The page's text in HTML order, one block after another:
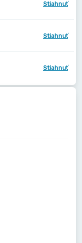
Stiahnuť
Stiahnuť
Stiahnuť